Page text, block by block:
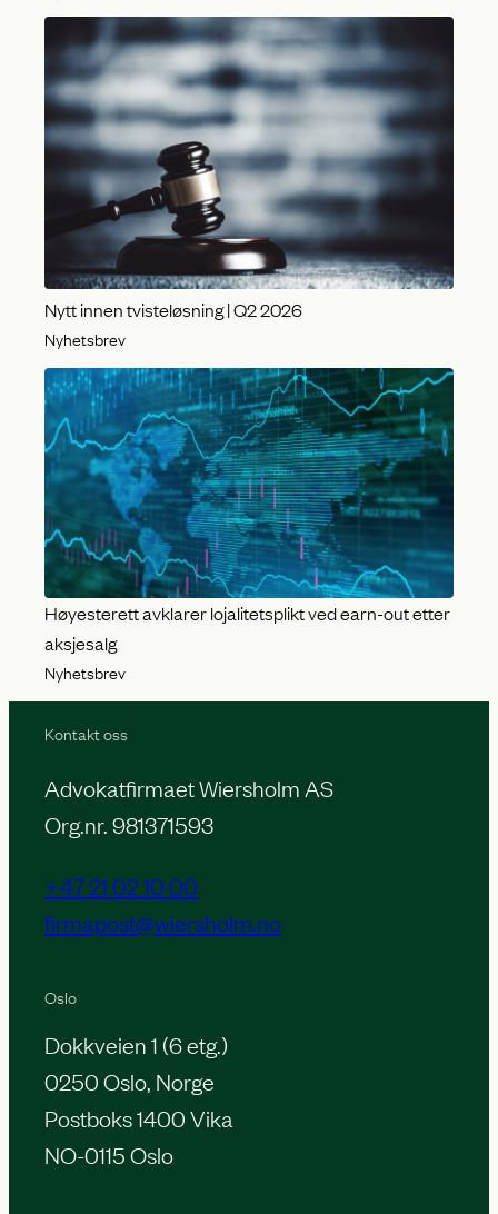
Nytt innen tvisteløsning | Q2 2026
Nyhetsbrev
Høyesterett avklarer lojalitetsplikt ved earn-out etter
aksjesalg
Nyhetsbrev
Kontakt oss
Advokatfirmaet Wiersholm AS
Org.nr. 981371593
+47 21 02 10 00
firmapost@wiersholm.no
Oslo
Dokkveien 1 (6 etg.)
0250 Oslo, Norge
Postboks 1400 Vika
NO-0115 Oslo